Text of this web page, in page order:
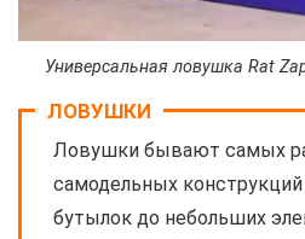
Универсальная ловушка Rat
ЛОВУШКИ
Ловушки бывают самых
самодельных
бутылок до небольших